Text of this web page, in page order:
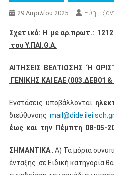
29 Απριλίου 2025 Εύη
Σχετ ικό: Η με αρ.πρωτ.:
του Υ.ΠΑΙ.Θ.Α.
ΑΙΤΗΣΕΙΣ ΒΕΛΤΙΩΣΗΣ ‘Η
ΓΕΝΙΚΗΣ ΚΑΙ ΕΑΕ (003.ΔΕΒ01 &
Ενστάσεις υποβάλλονται
διεύθυνσης
έως και την Πέμπτη 08-05-
ΣΗΜΑΝΤΙΚΑ: Α) Τα μόρια
ένταξης σε Ειδική κατηγορία